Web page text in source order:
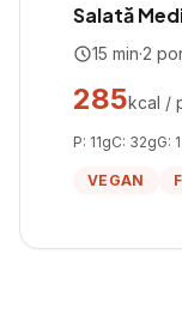
Salată
15 min·2
285kcal /
P: 11gC: 32gG:
VEGAN